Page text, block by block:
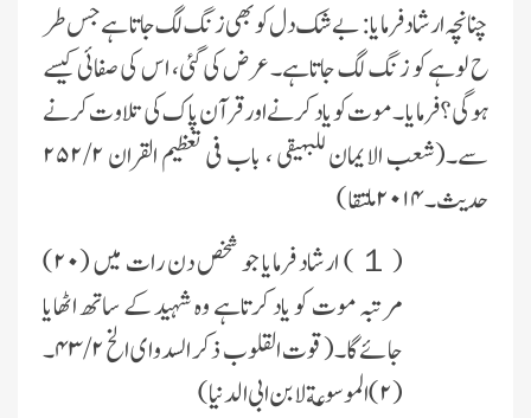
چنانچہ ارشاد فرماىا: بے شک دل کو بھى زنگ لگ جاتا ہے جس طر
ح لوہے کو زنگ لگ جاتاہے۔عرض کى گئى، اس کى صفائى کىسے
ہوگى؟ فرماىا ۔موت کو ىاد کرنے اور قرآن پاک کى تلاوت کرنے
سے۔(شعب الاىمان للبہیقى ، باب فى تعظىم القران۲۵۲/۲
حدىث ۔۲۰۱۴ ملتقا)
(１)
ارشاد فرماىا جو شخص دن رات مىں (۲۰)
مرتبہ موت کو ىاد کرتاہے وہ شہىد کے ساتھ اٹھاىا
جائے گا۔( قوت القلوب ذکر السدواى الخ ۴۳/۲۔
(۲) الموسوعة لا بن ابى الدنىا )